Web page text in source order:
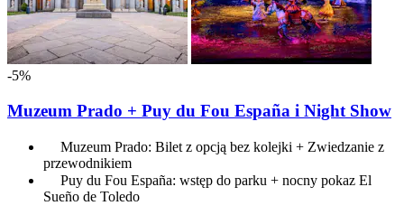
-5%
Muzeum Prado + Puy du Fou España i Night Show
Muzeum Prado: Bilet z opcją bez kolejki + Zwiedzanie z
przewodnikiem
Puy du Fou España: wstęp do parku + nocny pokaz El
Sueño de Toledo